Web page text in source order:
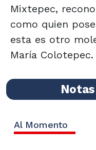
Mixtepec,
como quien
esta es otro
María Colotepec.
Al Momento